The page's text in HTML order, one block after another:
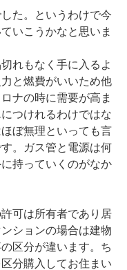
た。というわけで今
いこうかなと思いま
れもなく手に入るよ
と燃費がいいため他
ナの時に需要が高ま
つけれるわけではな
ぼ無理といっても言
。ガス管と電源は何
持っていくのがなか
可は所有者であり居
ションの場合は建物
区分が違います。ち
分購入してお住まい